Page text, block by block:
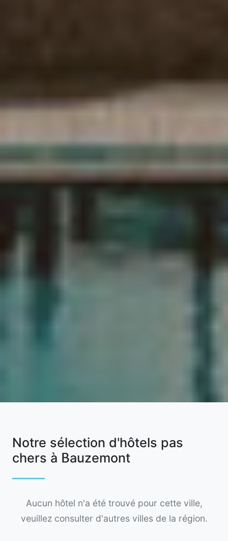
Notre sélection d'hôtels pas
chers à Bauzemont
Aucun hôtel n'a été trouvé pour cette ville,
veuillez consulter d'autres villes de la région.